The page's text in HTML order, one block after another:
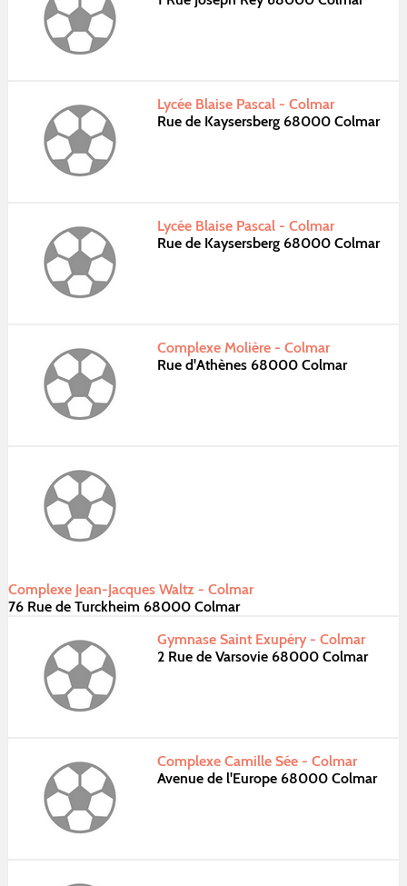
Lycée Blaise Pascal - Colmar
Rue de Kaysersberg 68000 Colmar
Lycée Blaise Pascal - Colmar
Rue de Kaysersberg 68000 Colmar
Complexe Molière - Colmar
Rue d'Athènes 68000 Colmar
Complexe Jean-Jacques Waltz - Colmar
76 Rue de Turckheim 68000 Colmar
Gymnase Saint Exupéry - Colmar
2 Rue de Varsovie 68000 Colmar
Complexe Camille Sée - Colmar
Avenue de l'Europe 68000 Colmar